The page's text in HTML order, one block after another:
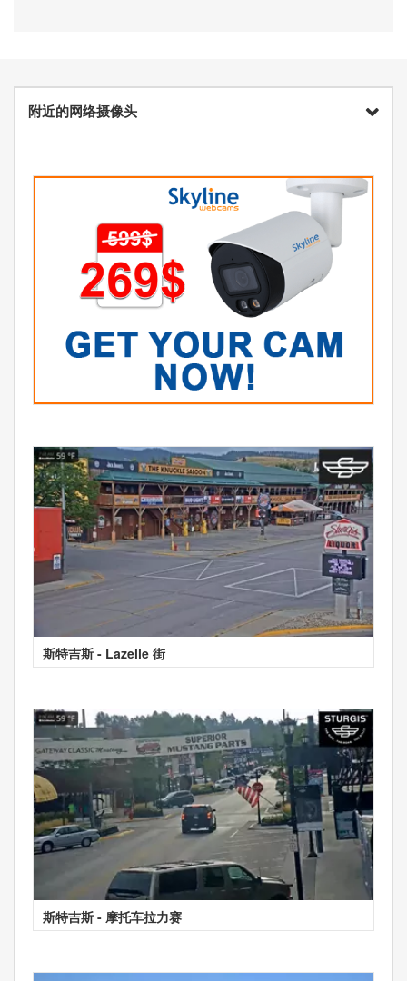
附近的网络摄像头
斯特吉斯 - Lazelle 街
斯特吉斯 - 摩托车拉力赛